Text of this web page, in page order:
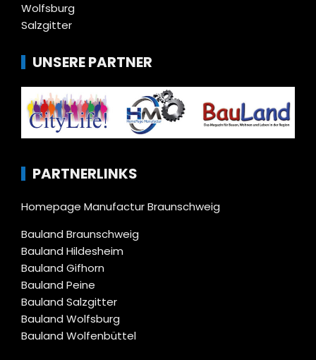
Wolfsburg
Salzgitter
UNSERE PARTNER
PARTNERLINKS
Homepage Manufactur Braunschweig
Bauland Braunschweig
Bauland Hildesheim
Bauland Gifhorn
Bauland Peine
Bauland Salzgitter
Bauland Wolfsburg
Bauland Wolfenbüttel